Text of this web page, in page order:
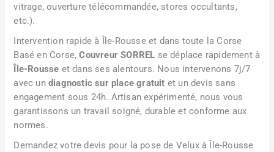
vitrage, ouverture télécommandée, stores occultants,
etc.).
Intervention rapide à Île-Rousse et dans toute la Corse
Basé en Corse,Couvreur SORREL se déplace rapidement à
Île-Rousse et dans ses alentours. Nous intervenons 7j/7
avec undiagnostic sur place gratuit et un devis sans
engagement sous 24h. Artisan expérimenté, nous vous
garantissons un travail soigné, durable et conforme aux
normes.
Demandez votre devis pour la pose de Velux à Île-Rousse